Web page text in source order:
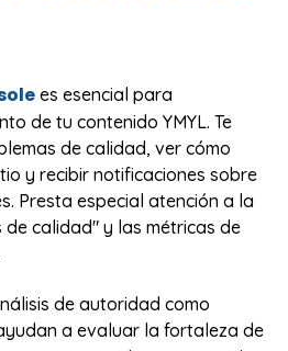
es esencial para
de tu contenido YMYL. Te
de calidad, ver cómo
y recibir notificaciones sobre
Presta especial atención a la
de calidad" y las métricas de
de autoridad como
a evaluar la fortaleza de